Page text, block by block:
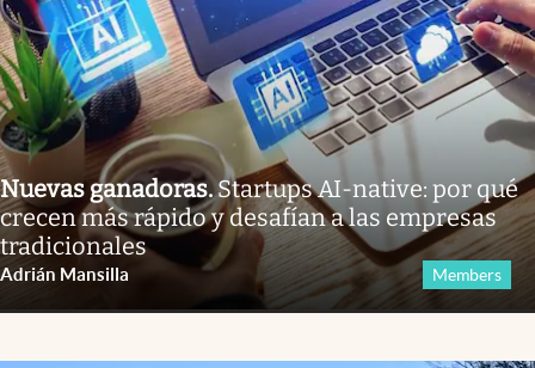
Nuevas ganadoras.Startups AI-native: por qué
crecen más rápido y desafían a las empresas
tradicionales
Adrián Mansilla Members